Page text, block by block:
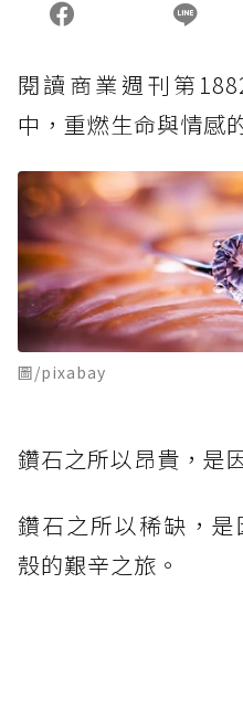
閱讀商業週刊第
中，重燃生命與情感
圖/pixabay
鑽石之所以昂貴，是
鑽石之所以稀缺，
殼的艱辛之旅。